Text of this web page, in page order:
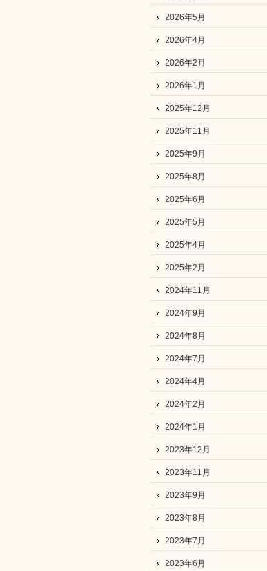
2026年5月
2026年4月
2026年2月
2026年1月
2025年12月
2025年11月
2025年9月
2025年8月
2025年6月
2025年5月
2025年4月
2025年2月
2024年11月
2024年9月
2024年8月
2024年7月
2024年4月
2024年2月
2024年1月
2023年12月
2023年11月
2023年9月
2023年8月
2023年7月
2023年6月